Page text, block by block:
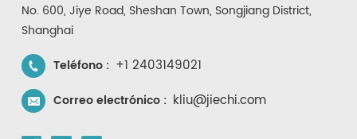
No. 600, Jiye Road, Sheshan Town, Songjiang District,
Shanghai
Teléfono : +1 2403149021
Correo electrónico : kliu@jiechi.com